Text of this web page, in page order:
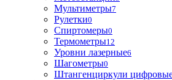
Мультиметры7
Рулетки0
Спиртомеры0
Термометры12
Уровни лазерные6
Шагометры0
Штангенциркули